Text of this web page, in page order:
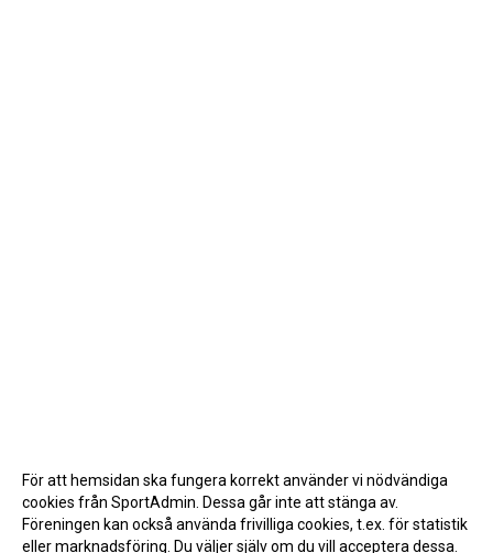
För att hemsidan ska fungera korrekt använder vi nödvändiga
cookies från SportAdmin. Dessa går inte att stänga av.
Föreningen kan också använda frivilliga cookies, t.ex. för statistik
eller marknadsföring. Du väljer själv om du vill acceptera dessa.